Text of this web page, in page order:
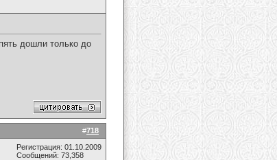
дошли только до
#718
Регистрация: 01.10.2009
Сообщений: 73,358